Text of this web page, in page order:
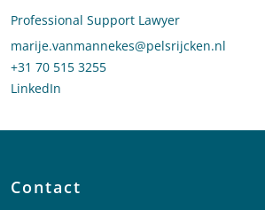
Professional Support Lawyer
Stuur een e-mail naar Marije van Mannekes
marije.vanmannekes@pelsrijcken.nl
Bel naar Marije van Mannekes
+31 70 515 3255
LinkedIn
Contact